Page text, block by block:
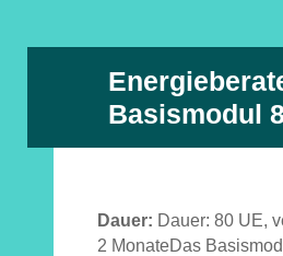
Basismodul
Dauer: Dauer: 80 UE,
2 MonateDas